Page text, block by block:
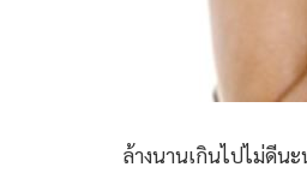
ล้างนานเกินไปไม่ดีน